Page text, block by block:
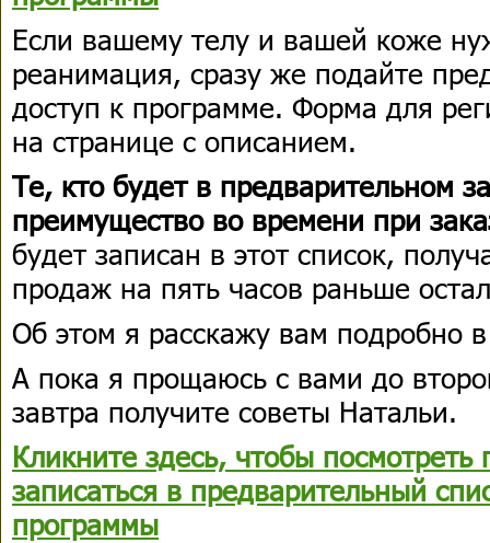
Если вашему телу и вашей коже
реанимация, сразу же подайте
доступ к программе. Форма для
на странице с описанием.
Те, кто будет в предварительном
преимущество во времени при
будет записан в этот список,
продаж на пять часов раньше
Об этом я расскажу вам подробно
А пока я прощаюсь с вами до
завтра получите советы Натальи.
Кликните здесь, чтобы
записаться в предварительный
программы